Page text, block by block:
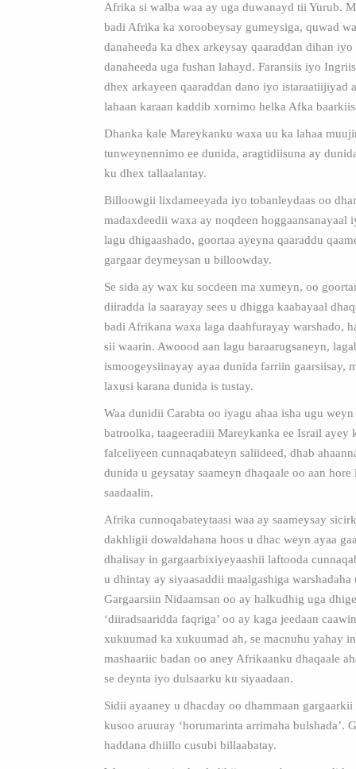
Afrika si walba waa ay uga duwanayd tii Yurub.
badi Afrika ka xoroobeysay gumeysiga, quwad
danaheeda ka dhex arkeysay qaaraddan dihan
danaheeda uga fushan lahayd. Faransiis iyo
dhex arkayeen qaaraddan dano iyo istaraatiijiyad
lahaan karaan kaddib xornimo helka Afka
Dhanka kale Mareykanku waxa uu ka lahaa
tunweynennimo ee dunida, aragtidiisuna ay
ku dhex tallaalantay.
Billoowgii lixdameeyada iyo tobanleydaas oo
madaxdeedii waxa ay noqdeen hoggaansanayaal
lagu dhigaashado, goortaa ayeyna qaaraddu
gargaar deymeysan u billoowday.
Se sida ay wax ku socdeen ma xumeyn, oo
diiradda la saarayay sees u dhigga kaabayaal
badi Afrikana waxa laga daahfurayay warshado,
sii waarin. Awoood aan lagu baraarugsaneyn,
ismoogeysiinayay ayaa dunida farriin gaarsiisay,
laxusi karana dunida is tustay.
Waa dunidii Carabta oo iyagu ahaa isha ugu
batroolka, taageeradiii Mareykanka ee Israil ayey
falceliyeen cunnaqabateyn saliideed, dhab
dunida u geysatay saameyn dhaqaale oo aan hore
saadaalin.
Afrika cunnoqabateytaasi waa ay saameysay
dakhligii dowaldahana hoos u dhac weyn ayaa
dhalisay in gargaarbixiyeyaashii laftooda
u dhintay ay siyaasaddii maalgashiga warshadaha
Gargaarsiin Nidaamsan oo ay halkudhig uga
‘diiradsaaridda faqriga’ oo ay kaga jeedaan
xukuumad ka xukuumad ah, se macnuhu yahay
mashaariic badan oo aney Afrikaanku dhaqaale
se deynta iyo dulsaarku ku siyaadaan.
Sidii ayaaney u dhacday oo dhammaan
kusoo aruuray ‘horumarinta arrimaha bulshada’.
haddana dhiillo cusubi billaabatay.